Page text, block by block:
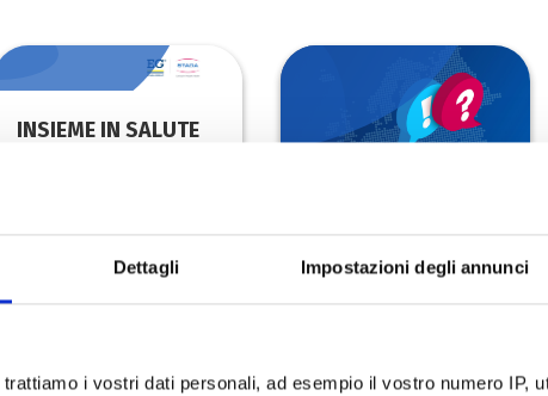
Dettagli Impostazioni degli annunci
trattiamo i vostri dati personali, ad esempio il vostro numero IP,
INSIEME IN SALUTE
STADA HEALTH
REPORT